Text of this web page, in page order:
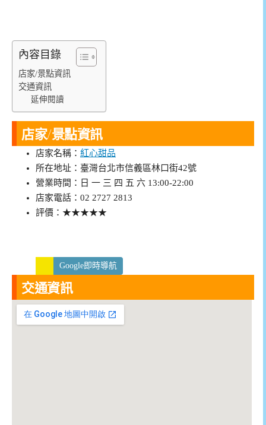
內容目錄
店家/景點資訊
交通資訊
延伸閱讀
店家/景點資訊
店家名稱： 紅心甜品
所在地址：臺灣台北市信義區林口街42號
營業時間：日 一 三 四 五 六 13:00-22:00
店家電話：02 2727 2813
評價：★★★★★
Google即時導航
交通資訊